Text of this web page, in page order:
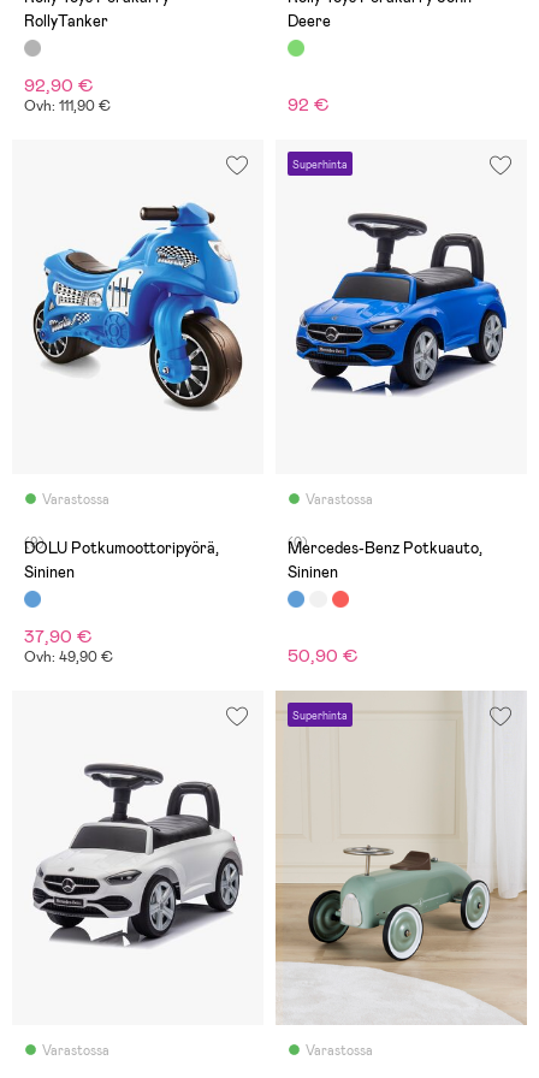
RollyTanker
92,90 €
Ovh: 111,90 €
Deere
92 €
Varastossa
(9)
DOLU Potkumoottoripyörä,
Sininen
37,90 €
Ovh: 49,90 €
Superhinta
Varastossa
(0)
Mercedes-Benz Potkuauto,
Sininen
50,90 €
Varastossa
Superhinta
Varastossa